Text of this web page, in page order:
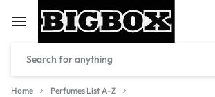
Home
Perfumes List A-Z